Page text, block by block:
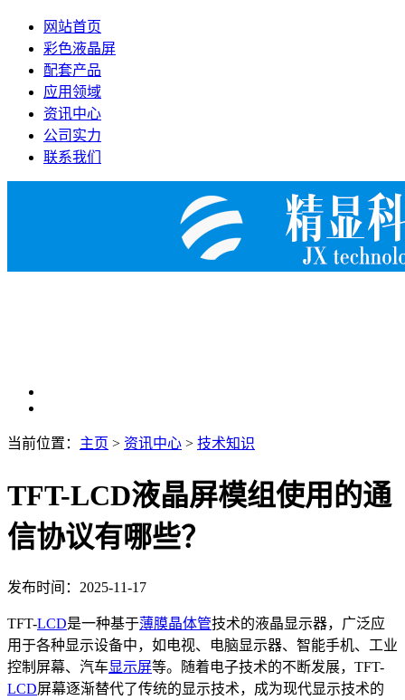
网站首页
彩色液晶屏
配套产品
应用领域
资讯中心
公司实力
联系我们
当前位置： 主页 > 资讯中心 > 技术知识
TFT-LCD液晶屏模组使用的通
信协议有哪些？
发布时间：2025-11-17
TFT-LCD是一种基于薄膜晶体管技术的液晶显示器，广泛应
用于各种显示设备中，如电视、电脑显示器、智能手机、工业
控制屏幕、汽车显示屏等。随着电子技术的不断发展，TFT-
LCD屏幕逐渐替代了传统的显示技术，成为现代显示技术的